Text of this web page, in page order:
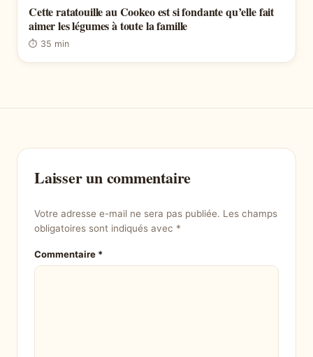
Cette ratatouille au Cookeo est si fondante qu’elle fait
aimer les légumes à toute la famille
⏱ 35 min
Laisser un commentaire
Votre adresse e-mail ne sera pas publiée. Les champs
obligatoires sont indiqués avec *
Commentaire *